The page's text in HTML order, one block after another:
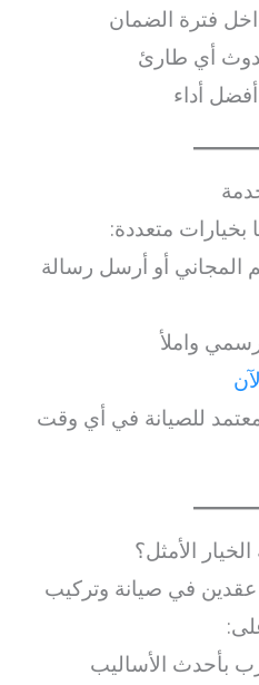
فترة الضمان
أي طارئ
أداء
متعددة:
المجاني أو أرسل رسالة
واملأ
للصيانة في أي وقت
عقدين في صيانة وتركيب
بأحدث الأساليب